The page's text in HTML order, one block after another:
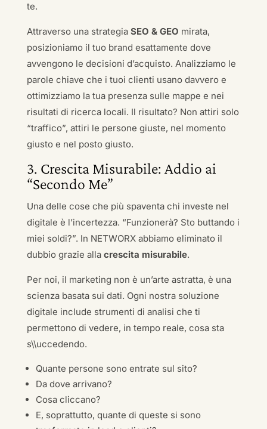
te.
Attraverso una strategia SEO & GEO mirata,
posizioniamo il tuo brand esattamente dove
avvengono le decisioni d’acquisto. Analizziamo le
parole chiave che i tuoi clienti usano davvero e
ottimizziamo la tua presenza sulle mappe e nei
risultati di ricerca locali. Il risultato? Non attiri solo
“traffico”, attiri le persone giuste, nel momento
giusto e nel posto giusto.
3. Crescita Misurabile: Addio ai
“Secondo Me”
Una delle cose che più spaventa chi investe nel
digitale è l’incertezza. “Funzionerà? Sto buttando i
miei soldi?”. In NETWORX abbiamo eliminato il
dubbio grazie alla crescita misurabile.
Per noi, il marketing non è un’arte astratta, è una
scienza basata sui dati. Ogni nostra soluzione
digitale include strumenti di analisi che ti
permettono di vedere, in tempo reale, cosa sta
s\\uccedendo.
Quante persone sono entrate sul sito?
Da dove arrivano?
Cosa cliccano?
E, soprattutto, quante di queste si sono